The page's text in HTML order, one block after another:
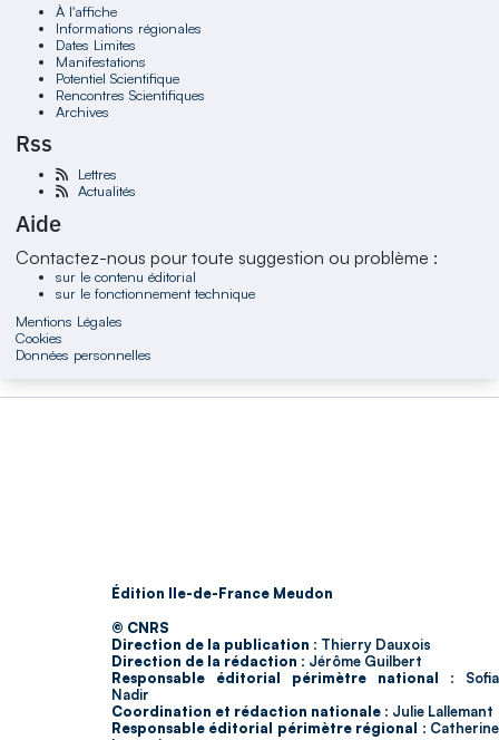
À l'affiche
Informations régionales
Dates Limites
Manifestations
Potentiel Scientifique
Rencontres Scientifiques
Archives
Rss
Lettres
Actualités
Aide
Contactez-nous pour toute suggestion ou problème :
sur le contenu éditorial
sur le fonctionnement technique
Mentions Légales
Cookies
Données personnelles
Édition Ile-de-France Meudon
© CNRS
Direction de la publication : Thierry Dauxois
Direction de la rédaction : Jérôme Guilbert
Responsable éditorial périmètre national : Sofia
Nadir
Coordination et rédaction nationale : Julie Lallemant
Responsable éditorial périmètre régional : Catherine